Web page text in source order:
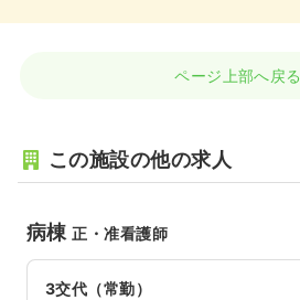
ページ上部へ戻る
この施設の他の求人
病棟正・准看護師
3交代（常勤）